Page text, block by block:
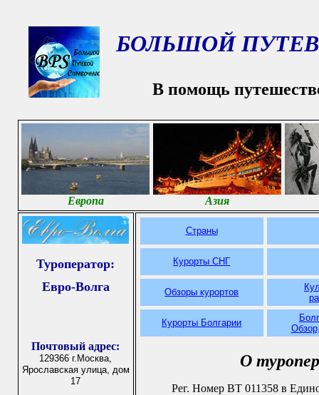
БОЛЬШОЙ
В помощь
Европа Азия
Туроператор:
Евро-Волга
Почтовый адрес:
129366 г.Москва,
Ярославская улица, дом
17
Страны
Курорты СНГ
Обзоры курортов
Курорты Болгарии
О
Рег. Номер ВТ 011358 в